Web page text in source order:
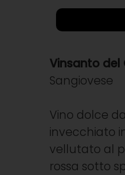
Vinsanto del
Sangiovese
Vino dolce
invecchiato
vellutato al
rossa sotto